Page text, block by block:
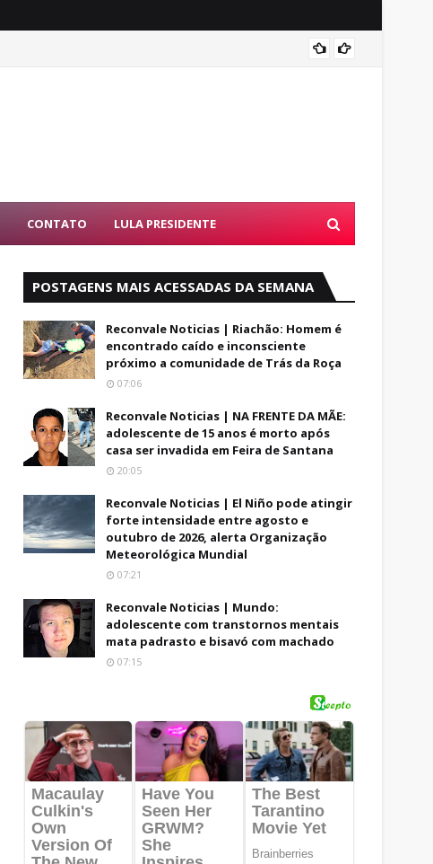
CONTATO LULA PRESIDENTE
POSTAGENS MAIS ACESSADAS DA SEMANA
Reconvale Noticias | Riachão: Homem é
encontrado caído e inconsciente
próximo a comunidade de Trás da Roça
07:06
Reconvale Noticias | NA FRENTE DA MÃE:
adolescente de 15 anos é morto após
casa ser invadida em Feira de Santana
20:05
Reconvale Noticias | El Niño pode atingir
forte intensidade entre agosto e
outubro de 2026, alerta Organização
Meteorológica Mundial
07:21
Reconvale Noticias | Mundo:
adolescente com transtornos mentais
mata padrasto e bisavó com machado
07:15